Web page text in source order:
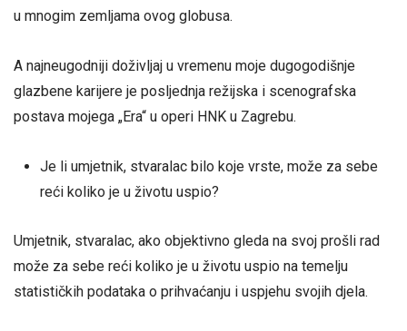
u mnogim zemljama ovog globusa.
A najneugodniji doživljaj u vremenu moje dugogodišnje
glazbene karijere je posljednja režijska i scenografska
postava mojega „Era“ u operi HNK u Zagrebu.
Je li umjetnik, stvaralac bilo koje vrste, može za sebe
reći koliko je u životu uspio?
Umjetnik, stvaralac, ako objektivno gleda na svoj prošli rad
može za sebe reći koliko je u životu uspio na temelju
statističkih podataka o prihvaćanju i uspjehu svojih djela.